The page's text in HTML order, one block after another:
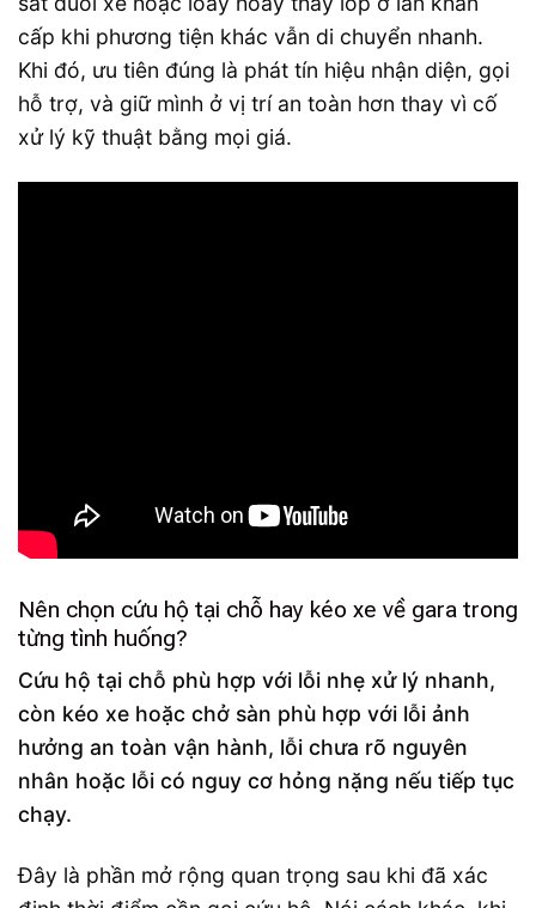
cấp khi phương tiện khác vẫn di chuyển nhanh.
Khi đó, ưu tiên đúng là phát tín hiệu nhận diện, gọi
hỗ trợ, và giữ mình ở vị trí an toàn hơn thay vì cố
xử lý kỹ thuật bằng mọi giá.
Nên chọn cứu hộ tại chỗ hay kéo xe về gara trong
từng tình huống?
Cứu hộ tại chỗ phù hợp với lỗi nhẹ xử lý nhanh,
còn kéo xe hoặc chở sàn phù hợp với lỗi ảnh
hưởng an toàn vận hành, lỗi chưa rõ nguyên
nhân hoặc lỗi có nguy cơ hỏng nặng nếu tiếp tục
chạy.
Đây là phần mở rộng quan trọng sau khi đã xác